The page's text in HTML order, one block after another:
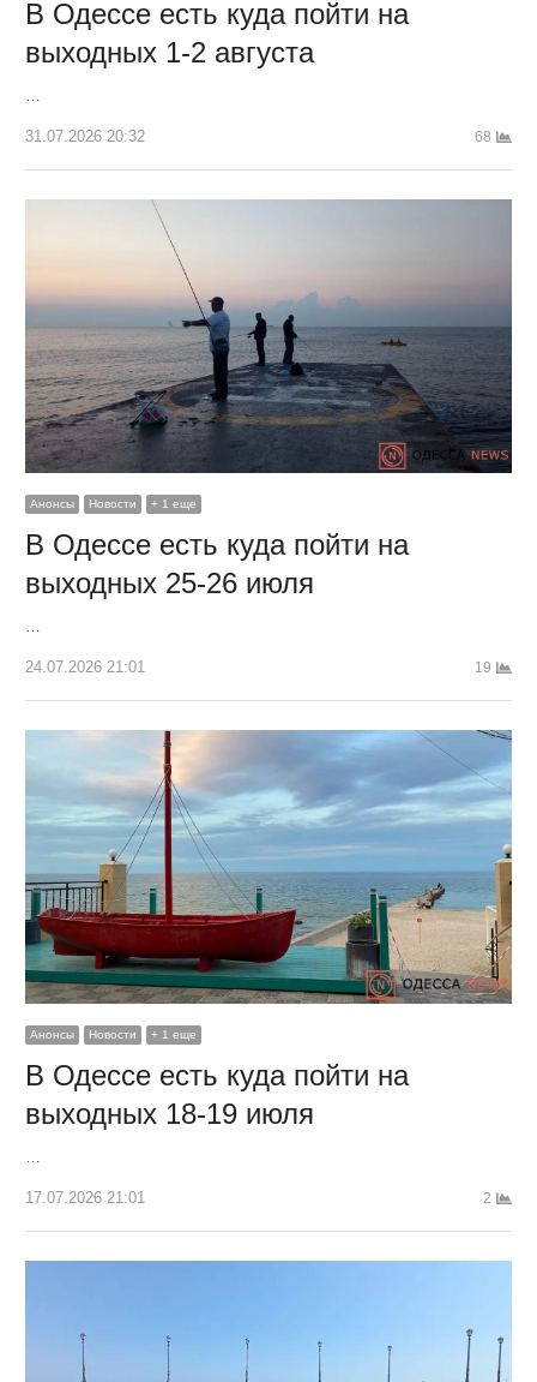
В Одессе есть куда пойти на
выходных 1-2 августа
31.07.2026 20:32 68
Анонсы Новости + 1 еще
В Одессе есть куда пойти на
выходных 25-26 июля
…
24.07.2026 21:01 19
Анонсы Новости + 1 еще
В Одессе есть куда пойти на
выходных 18-19 июля
…
17.07.2026 21:01 2